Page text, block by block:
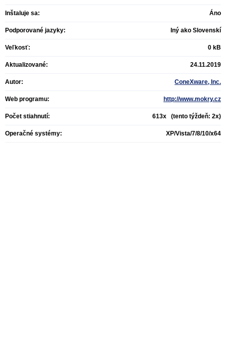
Inštaluje sa: Áno
Podporované jazyky: Iný ako Slovenskí
Veľkosť: 0 kB
Aktualizované: 24.11.2019
Autor: ConeXware, Inc.
Web programu: http://www.mokry.cz
Počet stiahnutí: 613x (tento týždeň: 2x)
Operačné systémy: XP/Vista/7/8/10/x64